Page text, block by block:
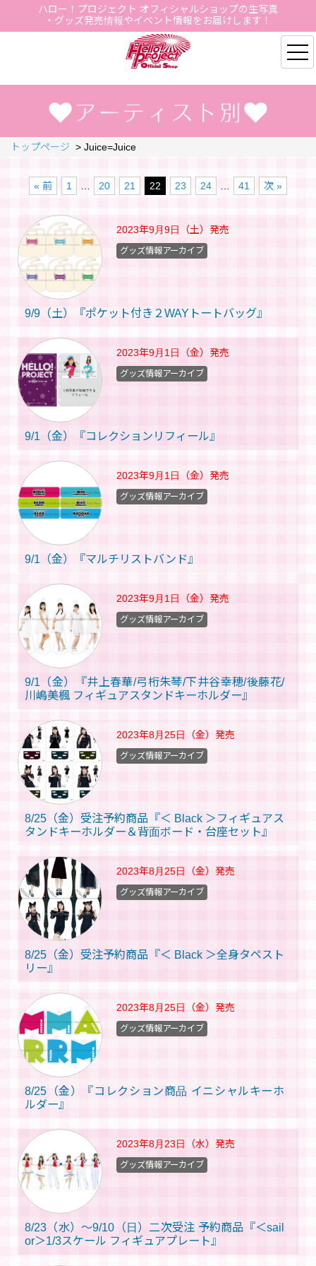
ハロー！プロジェクト オフィシャルショップの生写真
・グッズ発売情報やイベント情報をお届けします！
Hello Project Official
トップページ > Juice=Juice
« 前 1 20 21 22 23 24 41 次 »
2023年9月9日（土） 発売
9/9（土）『ポケット付き２WAYトートバッグ』
グッズ情報アーカイブ
2023年9月1日（金） 発売
9/1（金）『コレクションリフィール』
グッズ情報アーカイブ
2023年9月1日（金） 発売
9/1（金）『マルチリストバンド』
グッズ情報アーカイブ
2023年9月1日（金） 発売
9/1（金）『井上春華/弓桁朱琴/下井谷幸穂/後藤花/
川嶋美楓 フィギュアスタンドキーホルダー』
グッズ情報アーカイブ
2023年8月25日（金） 発売
8/25（金）受注予約商品『＜ Black ＞フィギュアス
タンドキーホルダー＆背面ボード・台座セット』
グッズ情報アーカイブ
2023年8月25日（金） 発売
8/25（金）受注予約商品『＜ Black ＞全身タペスト
リー』
グッズ情報アーカイブ
2023年8月25日（金） 発売
8/25（金）『コレクション商品 イニシャルキーホ
ルダー』
グッズ情報アーカイブ
2023年8月23日（水） 発売
8/23（水）～9/10（日）二次受注 予約商品『＜sail
or＞1/3スケール フィギュアプレート』
グッズ情報アーカイブ